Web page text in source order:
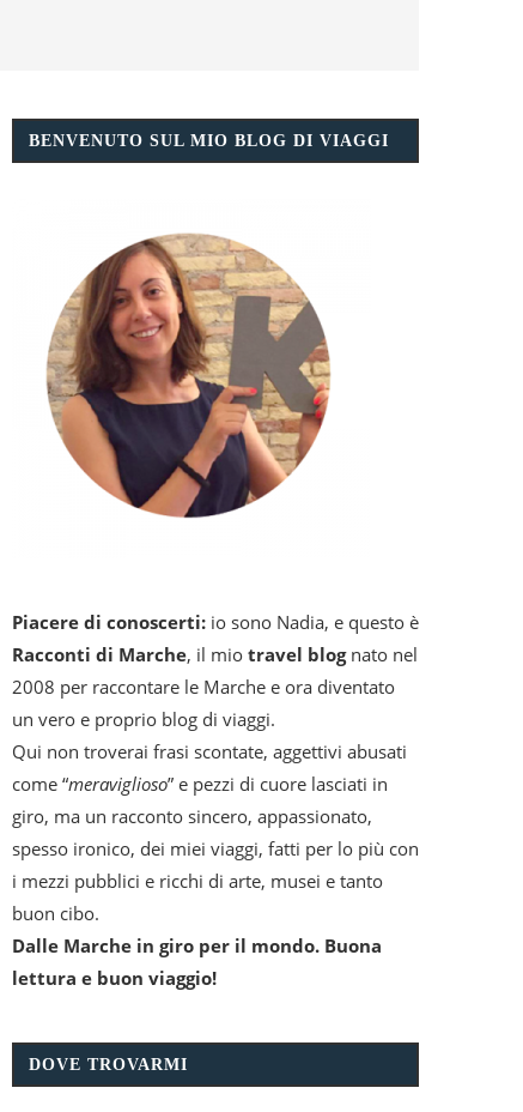
BENVENUTO SUL MIO BLOG DI VIAGGI
Piacere di conoscerti: io sono Nadia, e questo è
Racconti di Marche, il mio travel blognato nel
2008 per raccontare le Marche e ora diventato
un vero e proprio blog di viaggi.
Qui non troverai frasi scontate, aggettivi abusati
come “meraviglioso” e pezzi di cuore lasciati in
giro, ma un racconto sincero, appassionato,
spesso ironico, dei miei viaggi, fatti per lo più con
i mezzi pubblici e ricchi di arte, musei e tanto
buon cibo.
Dalle Marche in giro per il mondo. Buona
lettura e buon viaggio!
DOVE TROVARMI